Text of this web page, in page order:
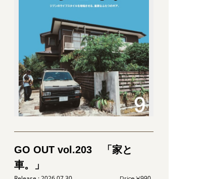
GO OUT vol.203 「家と
車。」